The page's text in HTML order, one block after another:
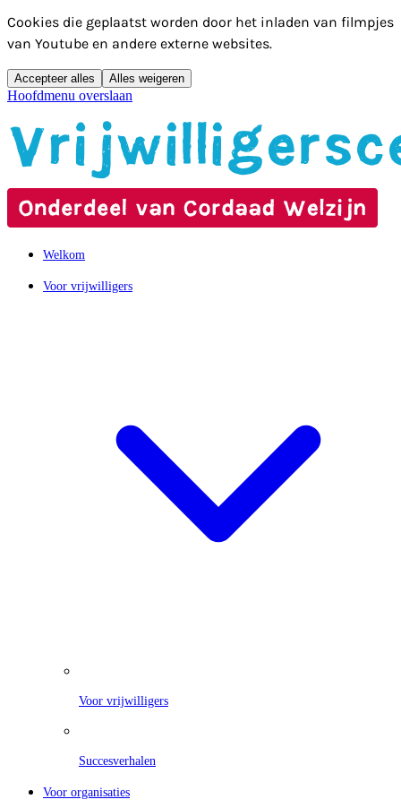
Cookies die geplaatst worden door het inladen van filmpjes
van Youtube en andere externe websites.
Accepteer alles Alles weigeren
Hoofdmenu overslaan
Welkom
Voor vrijwilligers
Voor vrijwilligers
Succesverhalen
Voor organisaties